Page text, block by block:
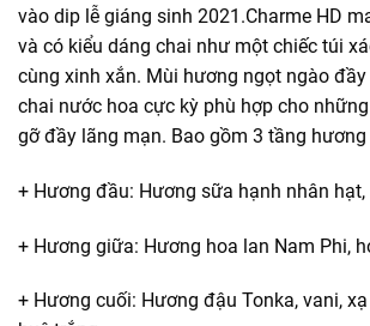
vào dip lễ giáng sinh 2021.Charme HD
và có kiểu dáng chai như một chiếc túi
cùng xinh xắn. Mùi hương ngọt ngào
chai nước hoa cực kỳ phù hợp cho
gỡ đầy lãng mạn. Bao gồm 3 tầng hương
+ Hương đầu: Hương sữa hạnh nhân
+ Hương giữa: Hương hoa lan Nam Phi,
+ Hương cuối: Hương đậu Tonka, vani,